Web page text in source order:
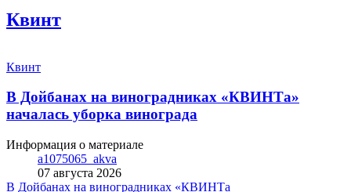
Квинт
Квинт
В Дойбанах на виноградниках «КВИНТа»
началась уборка винограда
Информация о материале
a1075065_akva
07 августа 2026
В Дойбанах на виноградниках «КВИНТа